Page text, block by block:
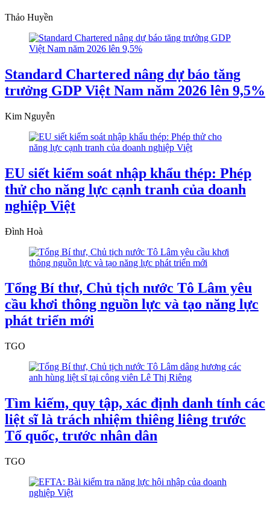
Thảo Huyền
Standard Chartered nâng dự báo tăng
trưởng GDP Việt Nam năm 2026 lên 9,5%
Kim Nguyễn
EU siết kiểm soát nhập khẩu thép: Phép
thử cho năng lực cạnh tranh của doanh
nghiệp Việt
Đình Hoà
Tổng Bí thư, Chủ tịch nước Tô Lâm yêu
cầu khơi thông nguồn lực và tạo năng lực
phát triển mới
TGO
Tìm kiếm, quy tập, xác định danh tính các
liệt sĩ là trách nhiệm thiêng liêng trước
Tổ quốc, trước nhân dân
TGO